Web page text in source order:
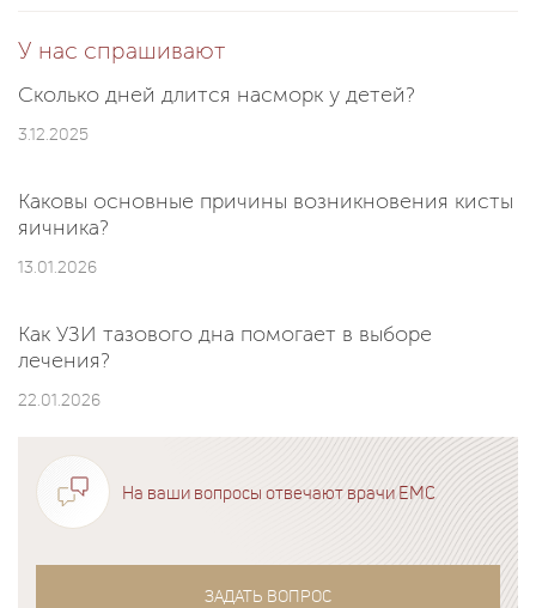
У нас спрашивают
Сколько дней длится насморк у детей?
3.12.2025
Каковы основные причины возникновения кисты
яичника?
13.01.2026
Как УЗИ тазового дна помогает в выборе
лечения?
22.01.2026
На ваши вопросы отвечают врачи EMC
ЗАДАТЬ ВОПРОС